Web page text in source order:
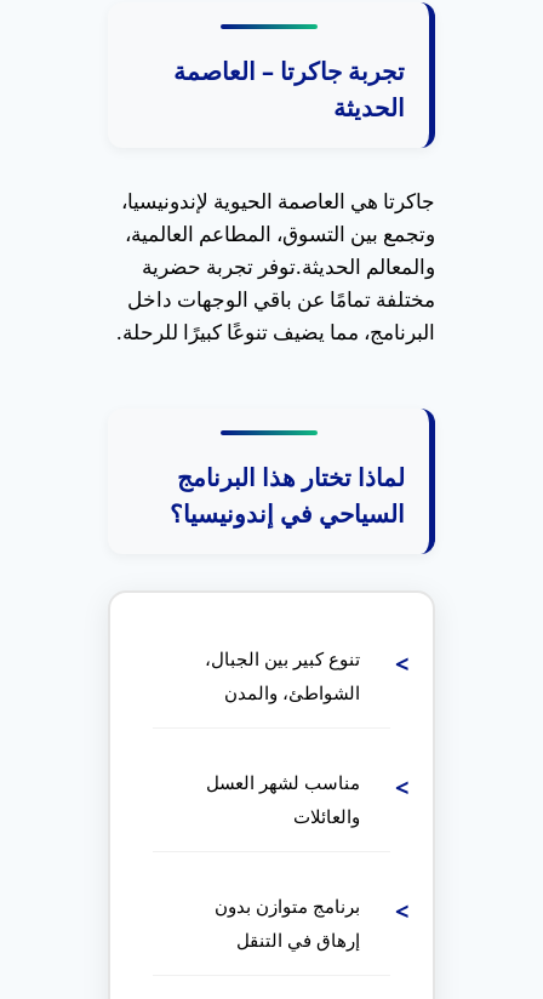
تجربة جاكرتا – العاصمة
الحديثة
جاكرتا هي العاصمة الحيوية لإندونيسيا،
وتجمع بين التسوق، المطاعم العالمية،
والمعالم الحديثة.توفر تجربة حضرية
مختلفة تمامًا عن باقي الوجهات داخل
البرنامج، مما يضيف تنوعًا كبيرًا للرحلة.
لماذا تختار هذا البرنامج
السياحي في إندونيسيا؟
تنوع كبير بين الجبال،
الشواطئ، والمدن
مناسب لشهر العسل
والعائلات
برنامج متوازن بدون
إرهاق في التنقل